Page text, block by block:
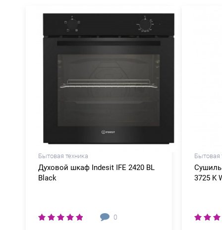
Бытовая техника
Духовой шкаф Indesit IFE 2420 BL
Black
0
Бытовая
3725 K